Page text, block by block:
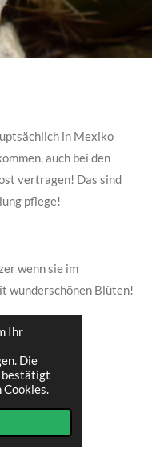
Ihr
Die
bestätigt
Cookies.
in Mexiko
auch bei den
vertragen! Das sind
pflege!
wenn sie im
wunderschönen Blüten!